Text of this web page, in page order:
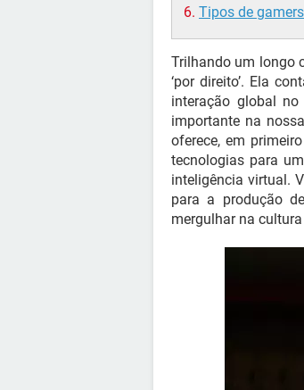
Tipos de gamers
Trilhando um longo
‘por direito’. Ela
interação global
importante na
oferece, em
tecnologias para
inteligência virtual.
para a produção
mergulhar na cultura